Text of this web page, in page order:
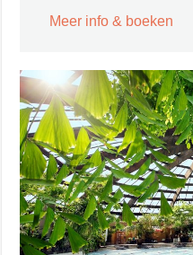
Meer info & boeken